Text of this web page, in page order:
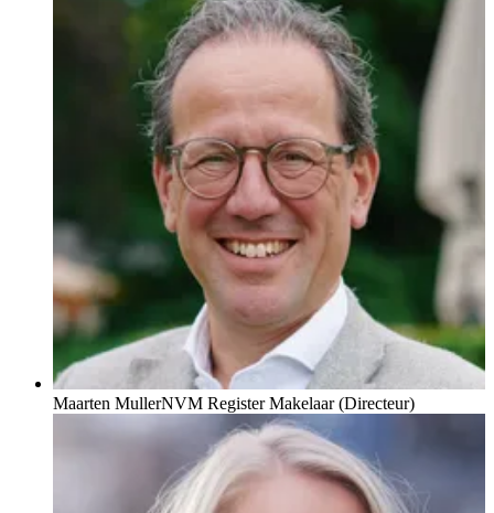
Maarten MullerNVM Register Makelaar (Directeur)